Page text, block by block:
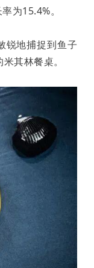
为15.4%。
锐地捕捉到鱼子
其林餐桌。